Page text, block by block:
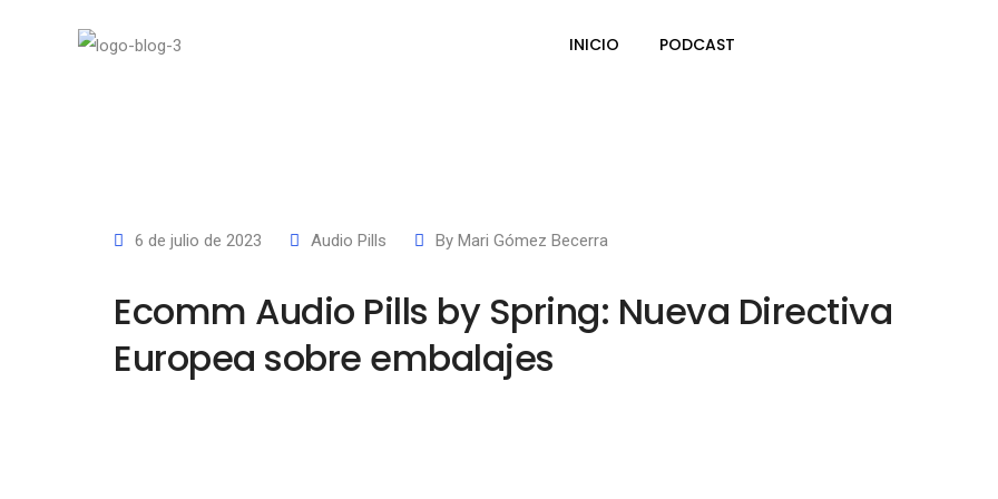
INICIO PODCAST
6 de julio de 2023 Audio Pills By Mari Gómez Becerra
Ecomm Audio Pills by Spring: Nueva Directiva
Europea sobre embalajes